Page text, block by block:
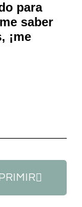
para
saber
¡me